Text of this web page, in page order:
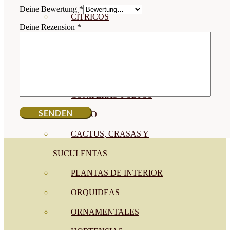
CÍTRICOS
CONÍFERAS Y SETOS
OLIVO
CACTUS, CRASAS Y
SUCULENTAS
PLANTAS DE INTERIOR
ORQUIDEAS
ORNAMENTALES
Deine Bewertung *
Deine Rezension *